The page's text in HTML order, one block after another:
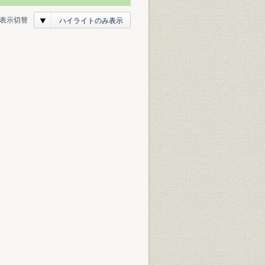
表示切替 ハイライトのみ表示